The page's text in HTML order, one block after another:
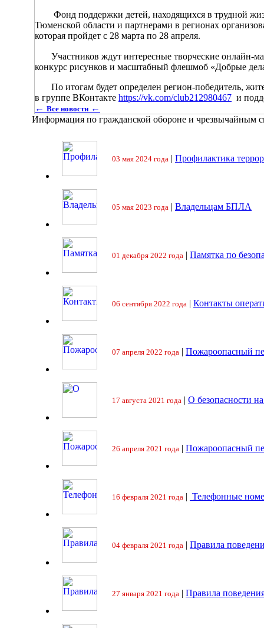
⠀ Фонд поддержки детей, находящихся в трудной
Тюменской области и партнерами в регионах
которая пройдет с 28 марта по 28 апреля.
⠀ Участников ждут интересные творческие онлайн-
конкурс рисунков и масштабный флешмоб «Добрые
По итогам будет определен регион-победитель,
в группе ВКонтакте https://vk.com/club212980467 и
← Все новости ←
Информация по гражданской обороне и чрезвычайным
03 мая 2024 года | Профилактика
05 мая 2023 года | Владельцам БПЛА
01 декабря 2022 года | Памятка по
06 сентября 2022 года | Контакты
07 апреля 2022 года | Пожароопасный
17 августа 2021 года | О безопасности
26 апреля 2021 года | Пожароопасный
16 февраля 2021 года | Телефонные
04 февраля 2021 года | Правила
27 января 2021 года | Правила